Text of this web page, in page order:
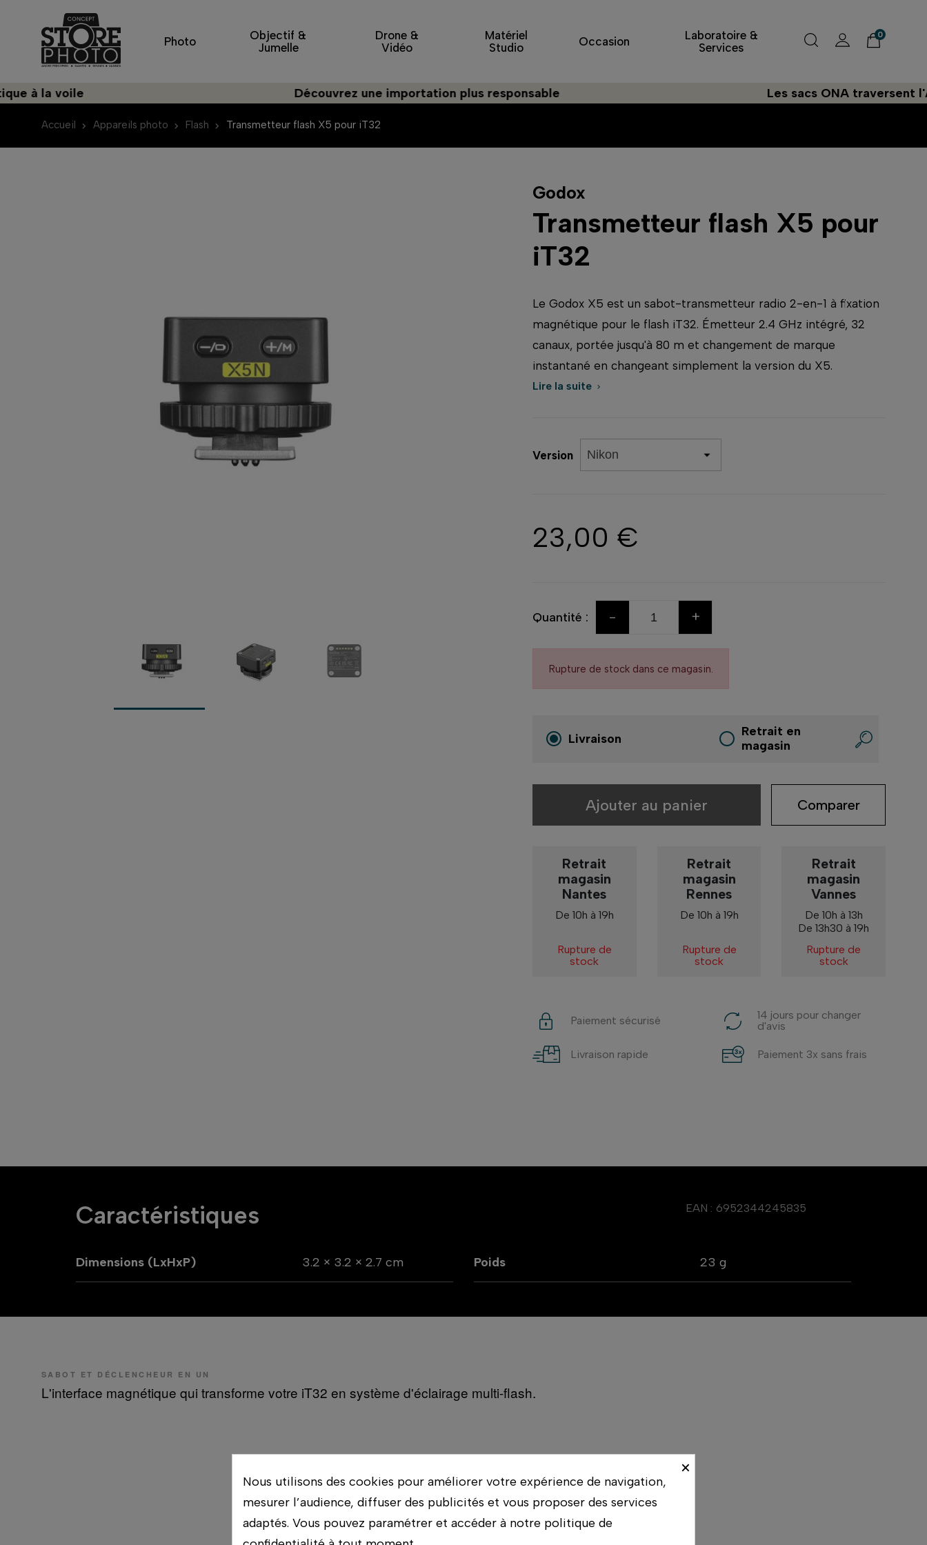
Photo
Objectif &
Jumelle
Drone &
Vidéo
Matériel
Studio
Occasion
Laboratoire &
Services
0
voile Découvrez une importation plus responsable Les sacs ONA traversent
Accueil Appareils photo Flash Transmetteur flash X5 pour iT32
Godox
Transmetteur flash X5 pour
iT32
Le Godox X5 est un sabot-transmetteur radio 2-en-1 à fixation
magnétique pour le flash iT32. Émetteur 2.4 GHz intégré, 32
canaux, portée jusqu'à 80 m et changement de marque
instantané en changeant simplement la version du X5.
Lire la suite 
Version
23,00 €
Quantité : - +
Rupture de stock dans ce magasin.
Livraison
Retrait en
magasin
Ajouter au panier Comparer
Retrait
magasin
Nantes
De 10h à 19h
Rupture de
stock
Retrait
magasin
Rennes
De 10h à 19h
Rupture de
stock
Retrait
magasin
Vannes
De 10h à 13h
De 13h30 à 19h
Rupture de
stock
Paiement sécurisé
14 jours pour changer
d'avis
Livraison rapide Paiement 3x sans frais
Caractéristiques EAN : 6952344245835
Dimensions (LxHxP) 3.2 × 3.2 × 2.7 cm Poids 23 g
SABOT ET DÉCLENCHEUR EN UN
L'interface magnétique qui transforme votre iT32 en système d'éclairage multi-flash.
×
Nous utilisons des cookies pour améliorer votre expérience de navigation,
mesurer l’audience, diffuser des publicités et vous proposer des services
adaptés. Vous pouvez paramétrer et accéder à notre politique de